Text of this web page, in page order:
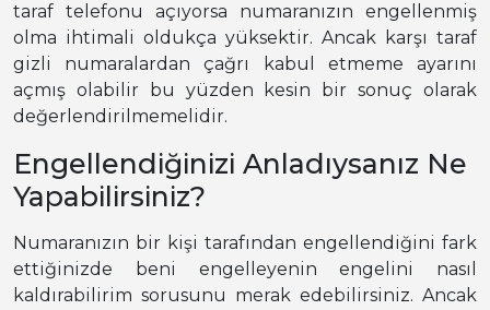
taraf telefonu açıyorsa numaranızın engellenmiş
olma ihtimali oldukça yüksektir. Ancak karşı taraf
gizli numaralardan çağrı kabul etmeme ayarını
açmış olabilir bu yüzden kesin bir sonuç olarak
değerlendirilmemelidir.
Engellendiğinizi Anladıysanız Ne
Yapabilirsiniz?
Numaranızın bir kişi tarafından engellendiğini fark
ettiğinizde beni engelleyenin engelini nasıl
kaldırabilirim sorusunu merak edebilirsiniz. Ancak